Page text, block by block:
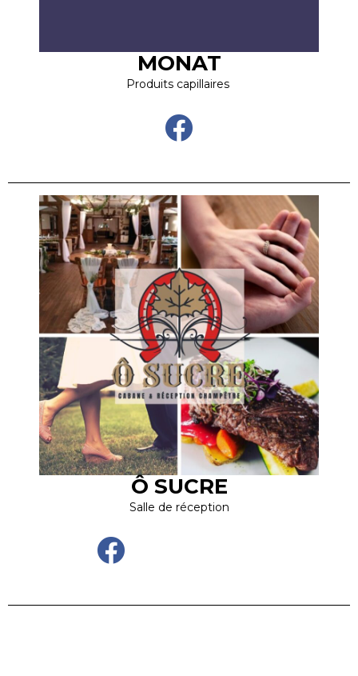
MONAT
Produits capillaires
Ô SUCRE
Salle de réception